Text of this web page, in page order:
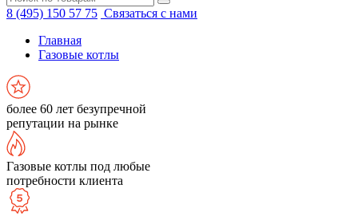
8 (495) 150 57 75 Связаться с нами
Главная
Газовые котлы
более 60 лет безупречной
репутации на рынке
Газовые котлы под любые
потребности клиента